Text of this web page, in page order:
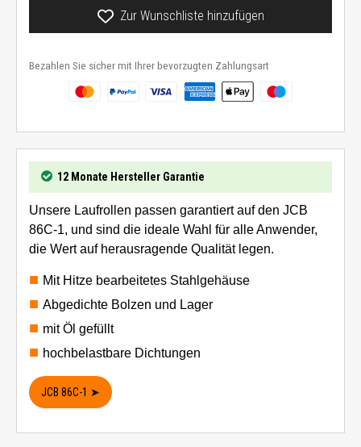
Zur Wunschliste hinzufügen
Bezahlen Sie sicher mit Ihrer bevorzugten Zahlungsart
12 Monate Hersteller Garantie
Unsere Laufrollen passen garantiert auf den JCB
86C-1, und sind die ideale Wahl für alle Anwender,
die Wert auf herausragende Qualität legen.
Mit Hitze bearbeitetes Stahlgehäuse
Abgedichte Bolzen und Lager
mit Öl gefüllt
hochbelastbare Dichtungen
JCB 86C-1 ➤